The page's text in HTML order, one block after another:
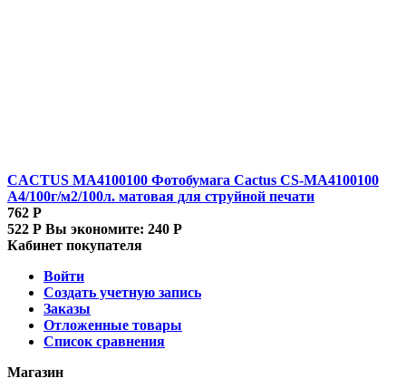
CACTUS MA4100100 Фотобумага Cactus CS-MA4100100
A4/100г/м2/100л. матовая для струйной печати
762 Р
522 Р Вы экономите: 240 Р
Кабинет покупателя
Войти
Создать учетную запись
Заказы
Отложенные товары
Список сравнения
Магазин